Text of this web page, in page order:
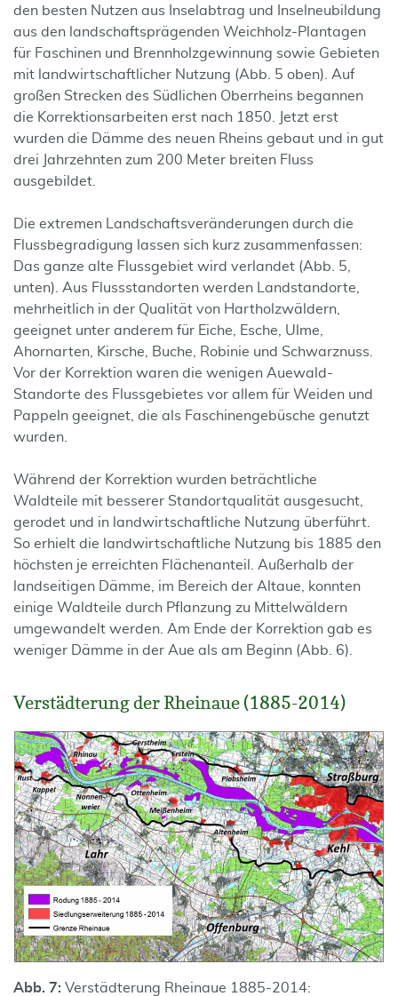
den besten Nutzen aus Inselabtrag und Inselneubildung
aus den landschaftsprägenden Weichholz-Plantagen
für Faschinen und Brennholzgewinnung sowie Gebieten
mit landwirtschaftlicher Nutzung (Abb. 5 oben). Auf
großen Strecken des Südlichen Oberrheins begannen
die Korrektionsarbeiten erst nach 1850. Jetzt erst
wurden die Dämme des neuen Rheins gebaut und in gut
drei Jahrzehnten zum 200 Meter breiten Fluss
ausgebildet.
Die extremen Landschaftsveränderungen durch die
Flussbegradigung lassen sich kurz zusammenfassen:
Das ganze alte Flussgebiet wird verlandet (Abb. 5,
unten). Aus Flussstandorten werden Landstandorte,
mehrheitlich in der Qualität von Hartholzwäldern,
geeignet unter anderem für Eiche, Esche, Ulme,
Ahornarten, Kirsche, Buche, Robinie und Schwarznuss.
Vor der Korrektion waren die wenigen Auewald-
Standorte des Flussgebietes vor allem für Weiden und
Pappeln geeignet, die als Faschinengebüsche genutzt
wurden.
Während der Korrektion wurden beträchtliche
Waldteile mit besserer Standortqualität ausgesucht,
gerodet und in landwirtschaftliche Nutzung überführt.
So erhielt die landwirtschaftliche Nutzung bis 1885 den
höchsten je erreichten Flächenanteil. Außerhalb der
landseitigen Dämme, im Bereich der Altaue, konnten
einige Waldteile durch Pflanzung zu Mittelwäldern
umgewandelt werden. Am Ende der Korrektion gab es
weniger Dämme in der Aue als am Beginn (Abb. 6).
Verstädterung der Rheinaue (1885-2014)
Abb. 7: Verstädterung Rheinaue 1885-2014: